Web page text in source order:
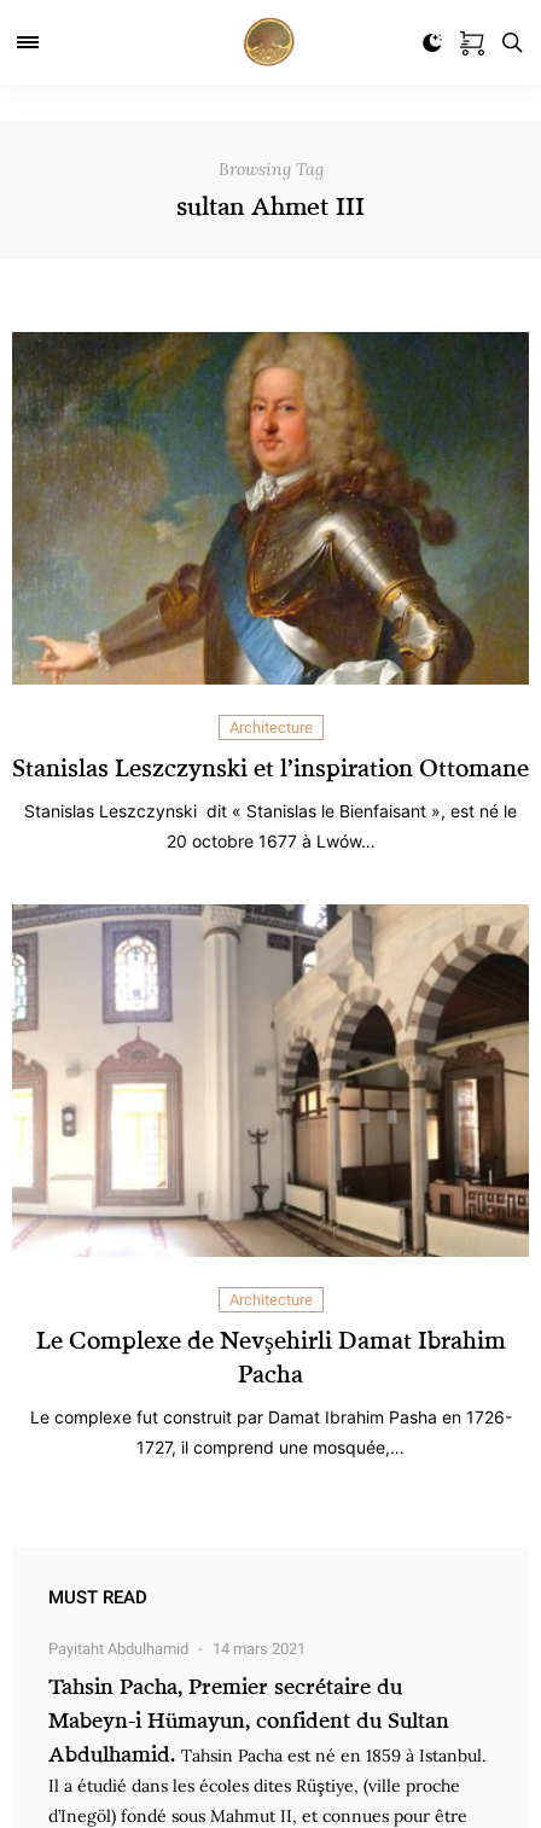
Browsing Tag
sultan Ahmet III
Architecture
Stanislas Leszczynski et l’inspiration Ottomane
Stanislas Leszczynski dit « Stanislas le Bienfaisant », est né le
20 octobre 1677 à Lwów…
Architecture
Le Complexe de Nevşehirli Damat Ibrahim
Pacha
Le complexe fut construit par Damat Ibrahim Pasha en 1726-
1727, il comprend une mosquée,…
MUST READ
Payitaht Abdulhamid 14 mars 2021
Tahsin Pacha, Premier secrétaire du
Mabeyn-i Hümayun, confident du Sultan
Abdulhamid. Tahsin Pacha est né en 1859 à Istanbul.
Il a étudié dans les écoles dites Rüştiye, (ville proche
d’Inegöl) fondé sous Mahmut II, et connues pour être